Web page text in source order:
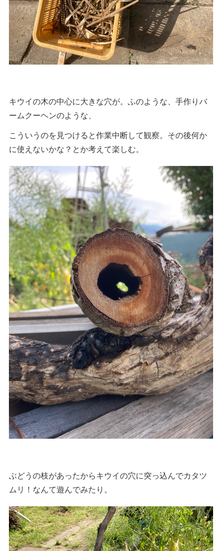
キウイの木の中心に大きな穴が。ふのような、手作りバ
ームクーヘンのような、
こういうのを見つけると作業中断して観察。その後何か
に使えないかな？とか考えて楽しむ。
ぶどうの枝があったからキウイの穴に突っ込んでカタツ
ムリ！なんて遊んでみたり。